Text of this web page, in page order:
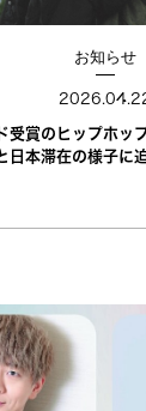
お知らせ
受賞のヒップホ
日本滞在の様子に